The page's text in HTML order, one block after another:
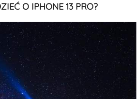
O IPHONE 13 PRO?